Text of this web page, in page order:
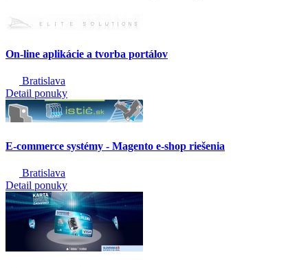
On-line aplikácie a tvorba portálov
Bratislava
Detail ponuky
E-commerce systémy - Magento e-shop riešenia
Bratislava
Detail ponuky